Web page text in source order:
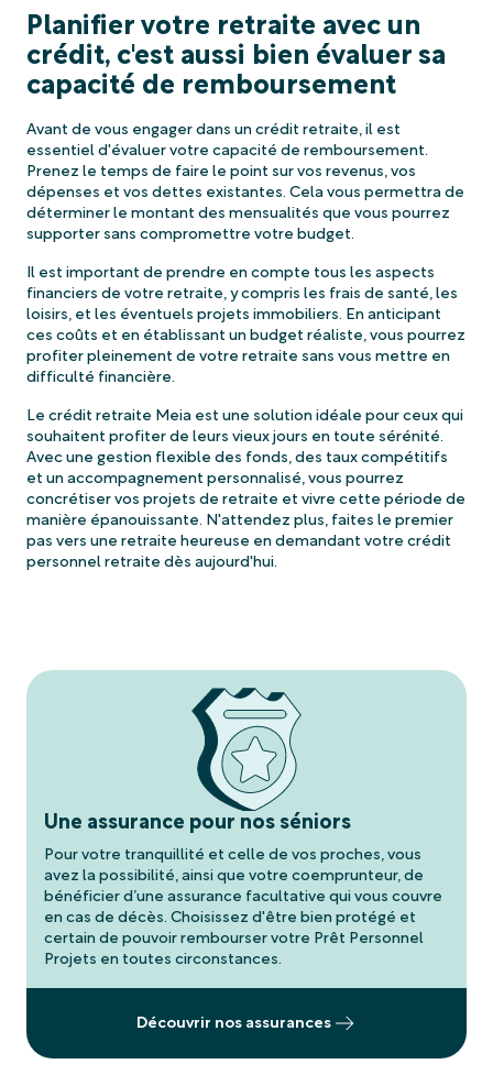
Planifier votre retraite avec un
crédit, c'est aussi bien évaluer sa
capacité de remboursement
Avant de vous engager dans un crédit retraite, il est
essentiel d'évaluer votre capacité de remboursement.
Prenez le temps de faire le point sur vos revenus, vos
dépenses et vos dettes existantes. Cela vous permettra de
déterminer le montant des mensualités que vous pourrez
supporter sans compromettre votre budget.
Il est important de prendre en compte tous les aspects
financiers de votre retraite, y compris les frais de santé, les
loisirs, et les éventuels projets immobiliers. En anticipant
ces coûts et en établissant un budget réaliste, vous pourrez
profiter pleinement de votre retraite sans vous mettre en
difficulté financière.
Le crédit retraite Meia est une solution idéale pour ceux qui
souhaitent profiter de leurs vieux jours en toute sérénité.
Avec une gestion flexible des fonds, des taux compétitifs
et un accompagnement personnalisé, vous pourrez
concrétiser vos projets de retraite et vivre cette période de
manière épanouissante. N'attendez plus, faites le premier
pas vers une retraite heureuse en demandant votre crédit
personnel retraite dès aujourd'hui.
Une assurance pour nos séniors
Pour votre tranquillité et celle de vos proches, vous
avez la possibilité, ainsi que votre coemprunteur, de
bénéficier d’une assurance facultative qui vous couvre
en cas de décès. Choisissez d'être bien protégé et
certain de pouvoir rembourser votre Prêt Personnel
Projets en toutes circonstances.
Découvrir nos assurances